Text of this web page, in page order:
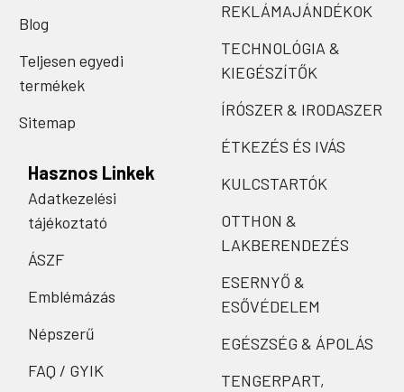
Blog
Teljesen egyedi
termékek
Sitemap
Hasznos Linkek
Adatkezelési
tájékoztató
ÁSZF
Emblémázás
Népszerű
FAQ / GYIK
REKLÁMAJÁNDÉKOK
TECHNOLÓGIA &
KIEGÉSZÍTŐK
ÍRÓSZER & IRODASZER
ÉTKEZÉS ÉS IVÁS
KULCSTARTÓK
OTTHON &
LAKBERENDEZÉS
ESERNYŐ &
ESŐVÉDELEM
EGÉSZSÉG & ÁPOLÁS
TENGERPART,